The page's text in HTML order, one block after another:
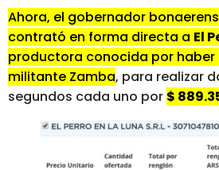
Ahora, el gobernador
contrató en forma directa a El
productora conocida por haber
militante Zamba, para realizar
segundos cada uno por $